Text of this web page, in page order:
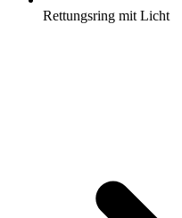
Rettungsring mit Licht